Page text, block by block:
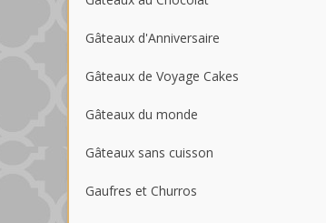
Gâteaux d'Anniversaire
Gâteaux de Voyage Cakes
Gâteaux du monde
Gâteaux sans cuisson
Gaufres et Churros